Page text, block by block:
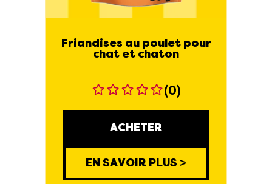
Friandises au poulet pour
chat et chaton
(0)
ACHETER
EN SAVOIR PLUS >